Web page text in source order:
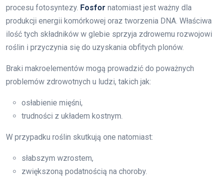
procesu fotosyntezy. Fosfor natomiast jest ważny dla
produkcji energii komórkowej oraz tworzenia DNA. Właściwa
ilość tych składników w glebie sprzyja zdrowemu rozwojowi
roślin i przyczynia się do uzyskania obfitych plonów.
Braki makroelementów mogą prowadzić do poważnych
problemów zdrowotnych u ludzi, takich jak:
osłabienie mięśni,
trudności z układem kostnym.
W przypadku roślin skutkują one natomiast:
słabszym wzrostem,
zwiększoną podatnością na choroby.